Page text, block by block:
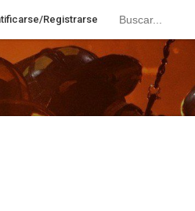
Registrarse